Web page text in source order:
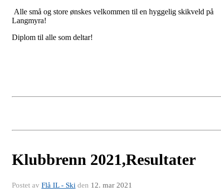
Alle små og store ønskes velkommen til en hyggelig skikveld på
Langmyra!
Diplom til alle som deltar!
Klubbrenn 2021,Resultater
Postet av Flå IL - Ski den 12. mar 2021